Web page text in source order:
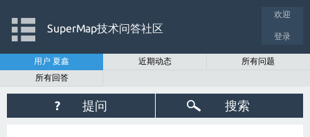
欢迎
登录
SuperMap技术问答社区
用户 夏鑫 近期动态
所有问题
所有回答
? 提问 搜索